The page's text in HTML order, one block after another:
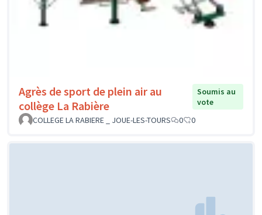
Agrès de sport de plein air au
collège La Rabière
Soumis au
vote
COLLEGE LA RABIERE _ JOUE-LES-TOURS
0 0